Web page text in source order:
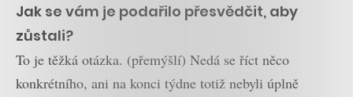
Jak se vám je podařilo přesvědčit, aby
zůstali?
To je těžká otázka. (přemýšlí) Nedá se říct něco
konkrétního, ani na konci týdne totiž nebyli úplně